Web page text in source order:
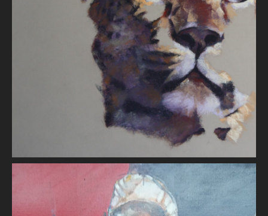
La panthère, extinction
inexorable
Patrick VIAUD